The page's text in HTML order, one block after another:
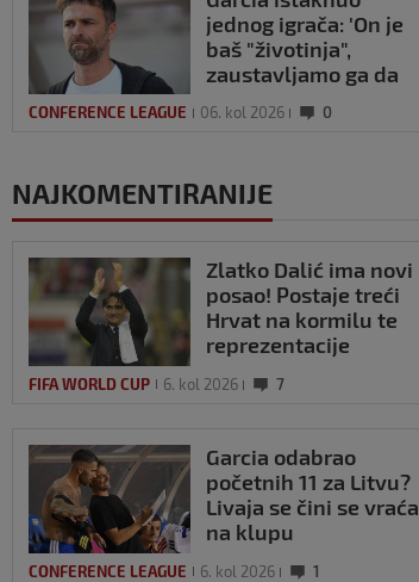
jednog igrača: 'On je
baš "životinja",
zaustavljamo ga da
CONFERENCE LEAGUE 06. kol 2026 0
NAJKOMENTIRANIJE
Zlatko Dalić ima novi
posao! Postaje treći
Hrvat na kormilu te
reprezentacije
FIFA WORLD CUP 6. kol 2026 7
Garcia odabrao
početnih 11 za Litvu?
Livaja se čini se vraća
na klupu
CONFERENCE LEAGUE 6. kol 2026 1